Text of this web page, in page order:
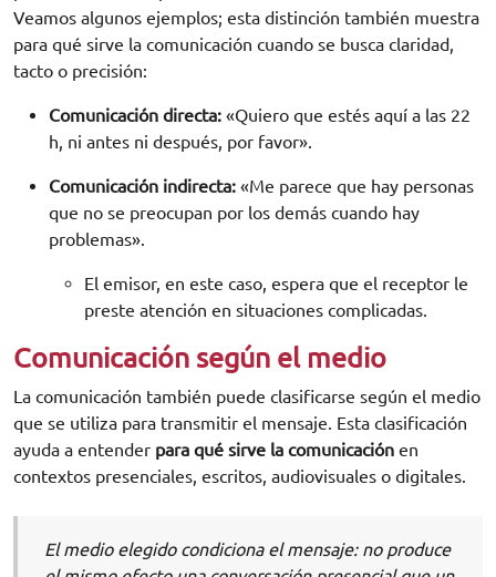
Veamos algunos ejemplos; esta distinción también muestra
para qué sirve la comunicación cuando se busca claridad,
tacto o precisión:
Comunicación directa: «Quiero que estés aquí a las 22
h, ni antes ni después, por favor».
Comunicación indirecta: «Me parece que hay personas
que no se preocupan por los demás cuando hay
problemas».
El emisor, en este caso, espera que el receptor le
preste atención en situaciones complicadas.
Comunicación según el medio
La comunicación también puede clasificarse según el medio
que se utiliza para transmitir el mensaje. Esta clasificación
ayuda a entender para qué sirve la comunicación en
contextos presenciales, escritos, audiovisuales o digitales.
El medio elegido condiciona el mensaje: no produce